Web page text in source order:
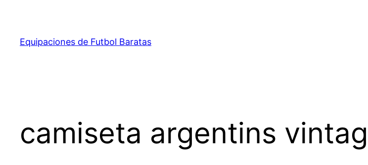
contenido
Equipaciones de Futbol Baratas
camiseta argentins